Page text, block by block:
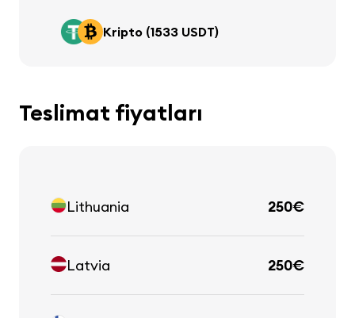
Kripto (1533 USDT)
Teslimat fiyatları
Lithuania 250€
Latvia 250€